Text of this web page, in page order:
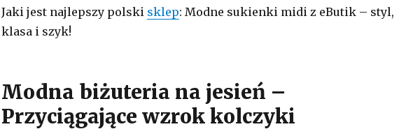
Jaki jest najlepszy polski sklep: Modne sukienki midi z eButik – styl,
klasa i szyk!
Modna biżuteria na jesień –
Przyciągające wzrok kolczyki